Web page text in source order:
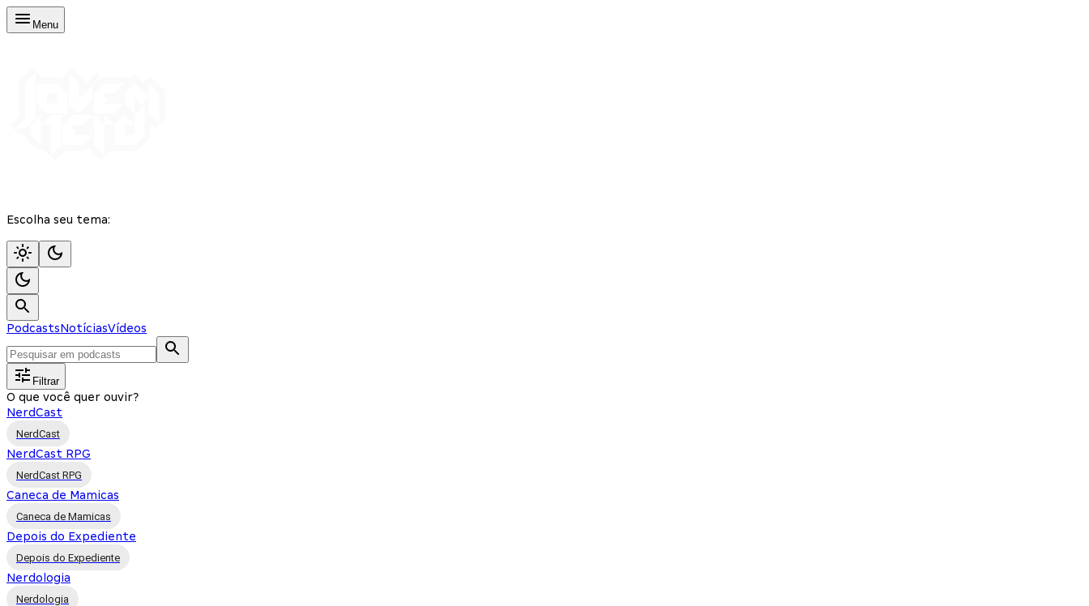
Menu
Escolha seu tema:
PodcastsNotíciasVídeos
Filtrar
O que você quer ouvir?
NerdCast
NerdCast
NerdCast RPG
NerdCast RPG
Caneca de Mamicas
Caneca de Mamicas
Depois do Expediente
Depois do Expediente
Nerdologia
Nerdologia